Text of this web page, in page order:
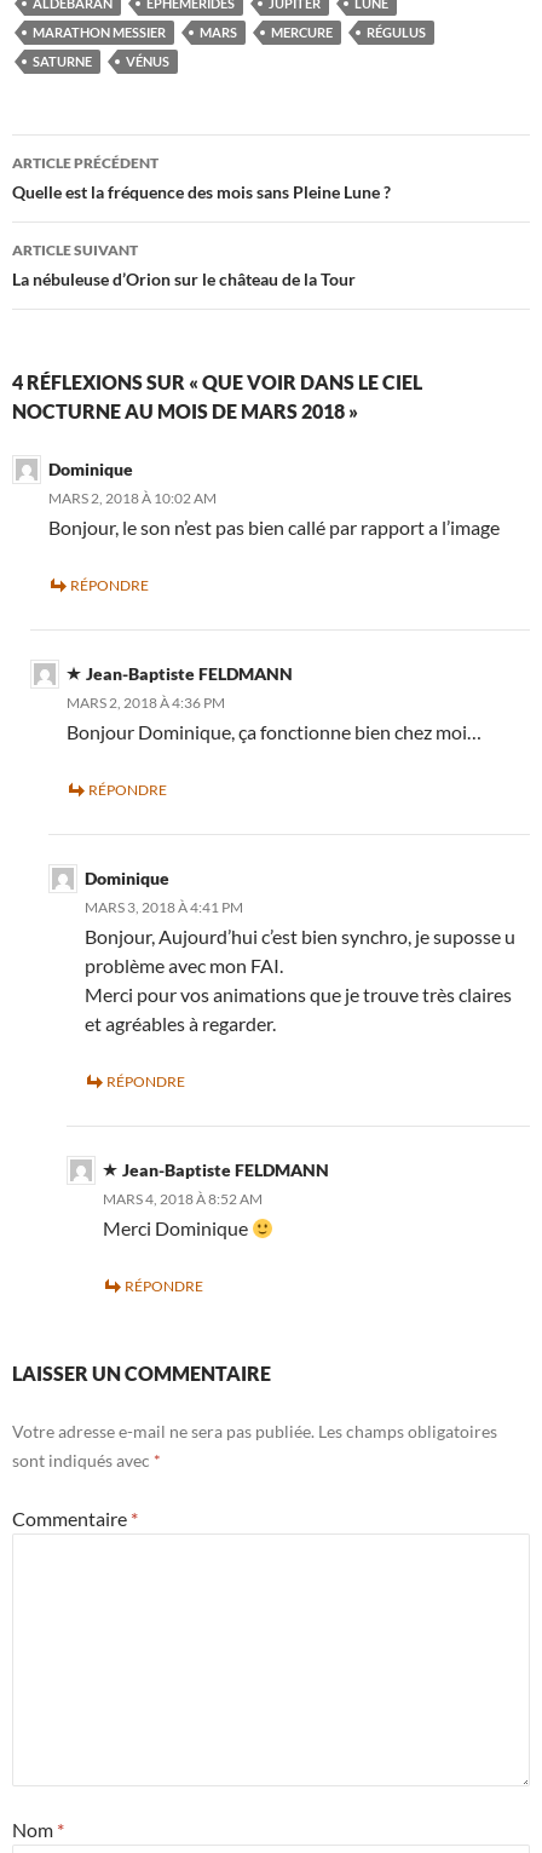
MARATHON MESSIER
MARS MERCURE
RÉGULUS
SATURNE
VÉNUS
Navigation
des
articles
ARTICLE PRÉCÉDENT
Quelle est la fréquence des mois sans Pleine Lune ?
ARTICLE SUIVANT
La nébuleuse d’Orion sur le château de la Tour
4 RÉFLEXIONS SUR « QUE VOIR DANS LE CIEL
NOCTURNE AU MOIS DE MARS 2018 »
Dominique
MARS 2, 2018 À 10:02 AM
Bonjour, le son n’est pas bien callé par rapport a l’image
RÉPONDRE
Jean-Baptiste FELDMANN
MARS 2, 2018 À 4:36 PM
Bonjour Dominique, ça fonctionne bien chez moi…
RÉPONDRE
Dominique
MARS 3, 2018 À 4:41 PM
Bonjour, Aujourd’hui c’est bien synchro, je suposse u
problème avec mon FAI.
Merci pour vos animations que je trouve très claires
et agréables à regarder.
RÉPONDRE
Jean-Baptiste FELDMANN
MARS 4, 2018 À 8:52 AM
Merci Dominique
RÉPONDRE
LAISSER UN COMMENTAIRE
Votre adresse e-mail ne sera pas publiée. Les champs obligatoires
sont indiqués avec *
Commentaire *
Nom *